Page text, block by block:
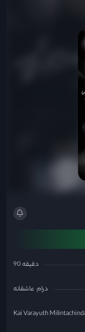
90 دقیقه
درام عاشقانه
Kai Varayuth